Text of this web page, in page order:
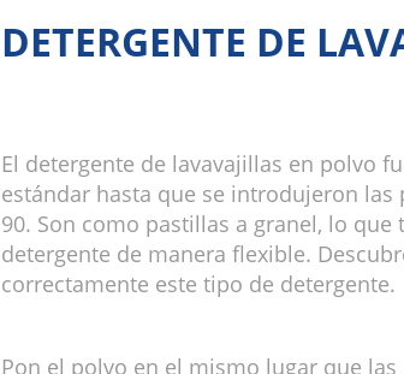
DETERGENTE DE
El detergente de lavavajillas en polvo
estándar hasta que se introdujeron las
90. Son como pastillas a granel, lo
detergente de manera flexible.
correctamente este tipo de detergente.
Pon el polvo en el mismo lugar que las